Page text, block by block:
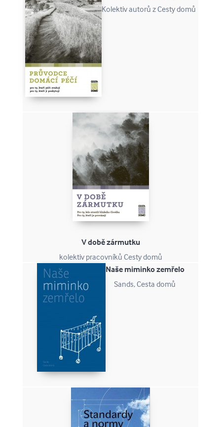
Kolektiv autorů z Cesty domů
V době zármutku
kolektiv pracovníků Cesty domů
Naše miminko zemřelo
Sands, Cesta domů